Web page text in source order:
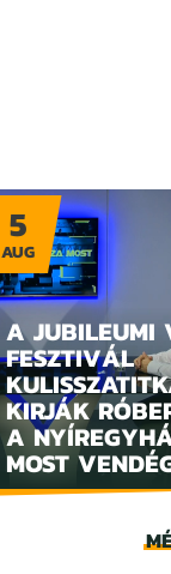
A JUBILEUMI
FESZTIVÁL
KIRJÁK
A
MOST
5
AUG